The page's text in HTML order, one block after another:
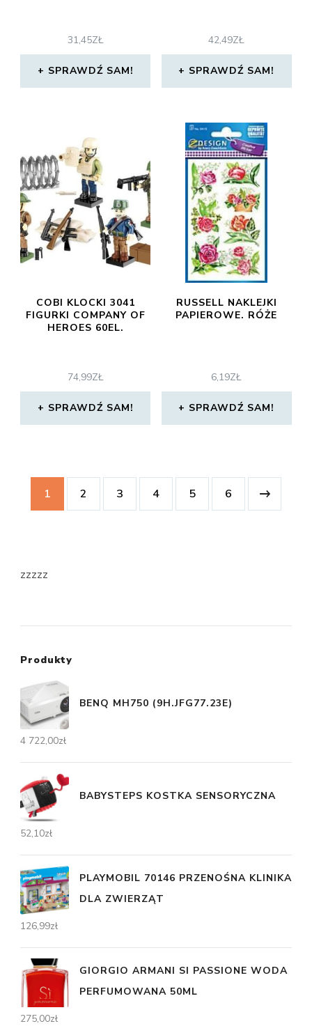
31,45ZŁ
SPRAWDŹ SAM!
42,49ZŁ
SPRAWDŹ SAM!
COBI KLOCKI 3041
FIGURKI COMPANY OF
HEROES 60EL.
74,99ZŁ
SPRAWDŹ SAM!
RUSSELL NAKLEJKI
PAPIEROWE. RÓŻE
6,19ZŁ
SPRAWDŹ SAM!
1 2 3 4 5 6
zzzzz
Produkty
BENQ MH750 (9H.JFG77.23E)
4 722,00zł
BABYSTEPS KOSTKA SENSORYCZNA
52,10zł
PLAYMOBIL 70146 PRZENOŚNA KLINIKA
DLA ZWIERZĄT
126,99zł
GIORGIO ARMANI SI PASSIONE WODA
PERFUMOWANA 50ML
275,00zł